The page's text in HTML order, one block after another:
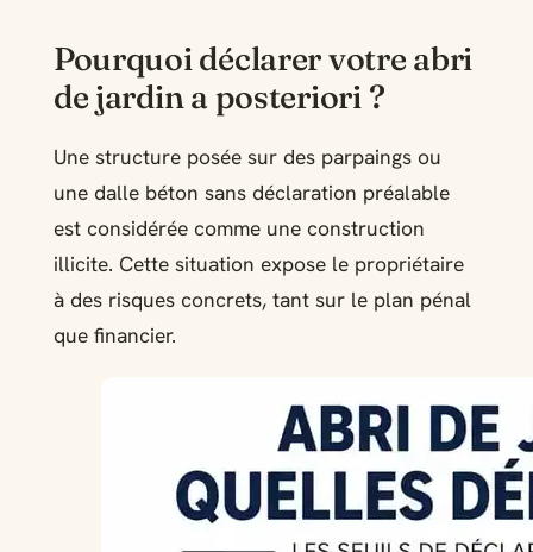
Pourquoi déclarer votre abri
de jardin a posteriori ?
Une structure posée sur des parpaings ou
une dalle béton sans déclaration préalable
est considérée comme une construction
illicite. Cette situation expose le propriétaire
à des risques concrets, tant sur le plan pénal
que financier.